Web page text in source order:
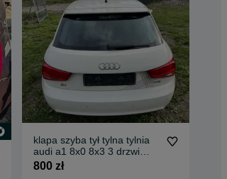
klapa szyba tył tylna tylnia
audi a1 8x0 8x3 3 drzwi
2010 – 2014 ly9k
800 zł